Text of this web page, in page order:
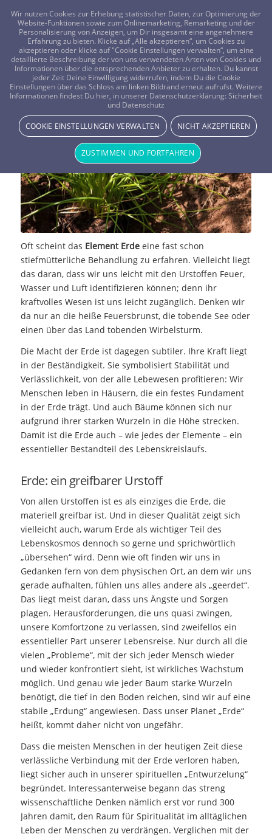
FRAGEN? KOSTENLOS ANRUFEN: 0800-8478266
Das Element Erde
Oft scheint das Element Erde eine fast schon
stiefmütterliche Behandlung zu erfahren. Vielleicht liegt
das daran, dass wir uns leicht mit den Urstoffen Feuer,
Wasser und Luft identifizieren können; denn ihr
kraftvolles Wesen ist uns leicht zugänglich. Denken wir
da nur an die heiße Feuersbrunst, die tobende See oder
einen über das Land tobenden Wirbelsturm.
Die Macht der Erde ist dagegen subtiler. Ihre Kraft liegt
in der Beständigkeit. Sie symbolisiert Stabilität und
Verlässlichkeit, von der alle Lebewesen profitieren: Wir
Menschen leben in Häusern, die ein festes Fundament
in der Erde trägt. Und auch Bäume können sich nur
aufgrund ihrer starken Wurzeln in die Höhe strecken.
Damit ist die Erde auch – wie jedes der Elemente – ein
essentieller Bestandteil des Lebenskreislaufs.
Erde: ein greifbarer Urstoff
Von allen Urstoffen ist es als einziges die Erde, die
materiell greifbar ist. Und in dieser Qualität zeigt sich
vielleicht auch, warum Erde als wichtiger Teil des
Lebenskosmos dennoch so gerne und sprichwörtlich
„übersehen“ wird. Denn wie oft finden wir uns in
Gedanken fern von dem physischen Ort, an dem wir uns
gerade aufhalten, fühlen uns alles andere als „geerdet“.
Das liegt meist daran, dass uns Ängste und Sorgen
plagen. Herausforderungen, die uns quasi zwingen,
unsere Komfortzone zu verlassen, sind zweifellos ein
essentieller Part unserer Lebensreise. Nur durch all die
vielen „Probleme“, mit der sich jeder Mensch wieder
und wieder konfrontiert sieht, ist wirkliches Wachstum
möglich. Und genau wie jeder Baum starke Wurzeln
benötigt, die tief in den Boden reichen, sind wir auf eine
stabile „Erdung“ angewiesen. Dass unser Planet „Erde“
heißt, kommt daher nicht von ungefähr.
Dass die meisten Menschen in der heutigen Zeit diese
verlässliche Verbindung mit der Erde verloren haben,
liegt sicher auch in unserer spirituellen „Entwurzelung“
begründet. Interessanterweise begann das streng
wissenschaftliche Denken nämlich erst vor rund 300
Jahren damit, den Raum für Spiritualität im alltäglichen
Leben der Menschen zu verdrängen. Verglichen mit der
Wir nutzen Cookies zur Erhebung statistischer Daten, zur Optimierung der
Website-Funktionen sowie zum Onlinemarketing, Remarketing und der
Personalisierung von Anzeigen, um Dir insgesamt eine angenehmere
Erfahrung zu bieten. Klicke auf „Alle akzeptieren“, um Cookies zu
akzeptieren oder klicke auf "Cookie Einstellungen verwalten“, um eine
detaillierte Beschreibung der von uns verwendeten Arten von Cookies und
Informationen über die entsprechenden Anbieter zu erhalten. Du kannst
jeder Zeit Deine Einwilligung widerrufen, indem Du die Cookie
Einstellungen über das Schloss am linken Bildrand erneut aufrufst. Weitere
Informationen findest Du hier, in unserer Datenschutzerklärung: Sicherheit
und Datenschutz
COOKIE EINSTELLUNGEN VERWALTEN NICHT AKZEPTIEREN
ZUSTIMMEN UND FORTFAHREN